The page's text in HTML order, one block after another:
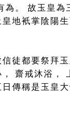
為。 故玉皇為
地衹掌陰陽
徒都要祭拜
齋戒沐浴，
傳稱是玉皇